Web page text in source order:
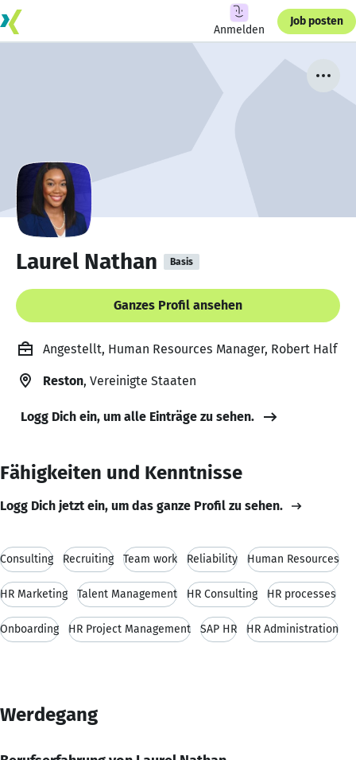
Anmelden
Job posten
Laurel Nathan Basis
Ganzes Profil ansehen
Angestellt, Human Resources Manager, Robert Half
Reston, Vereinigte Staaten
Logg Dich ein, um alle Einträge zu sehen.
Fähigkeiten und Kenntnisse
Logg Dich jetzt ein, um das ganze Profil zu sehen.
Consulting Recruiting Team work Reliability Human Resources
HR Marketing Talent Management HR Consulting HR processes
Onboarding HR Project Management SAP HR HR Administration
Werdegang